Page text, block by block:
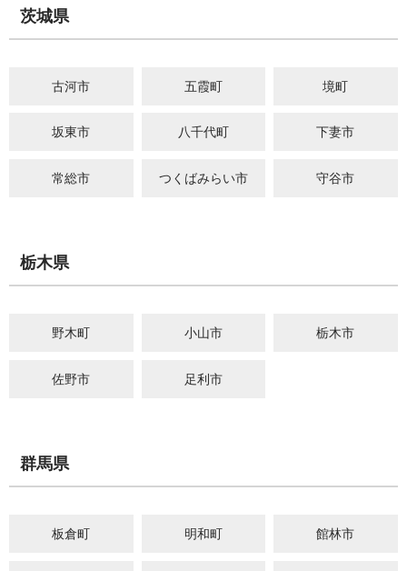
茨城県
古河市 五霞町 境町
坂東市 八千代町 下妻市
常総市 つくばみらい市 守谷市
栃木県
野木町 小山市 栃木市
佐野市 足利市
群馬県
板倉町 明和町 館林市